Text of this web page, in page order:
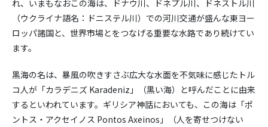
れ、いまもなおこの海は、ドナウ川、ドネプル川、ドネストル川
（ウクライナ語名：ドニステル川）での河川交通が盛んな東ヨー
ロッパ諸国と、世界市場とをつなげる重要な水路であり続けてい
ます。
黒海の名は、暴風の吹きすさぶ広大な水面を不気味に感じたトル
コ人が「カラデニズ Karadeniz」（黒い海）と呼んだことに由来
するといわれています。ギリシア神話においても、この海は「ポ
ントス・アクセイノス Pontos Axeinos」（人を寄せつけない